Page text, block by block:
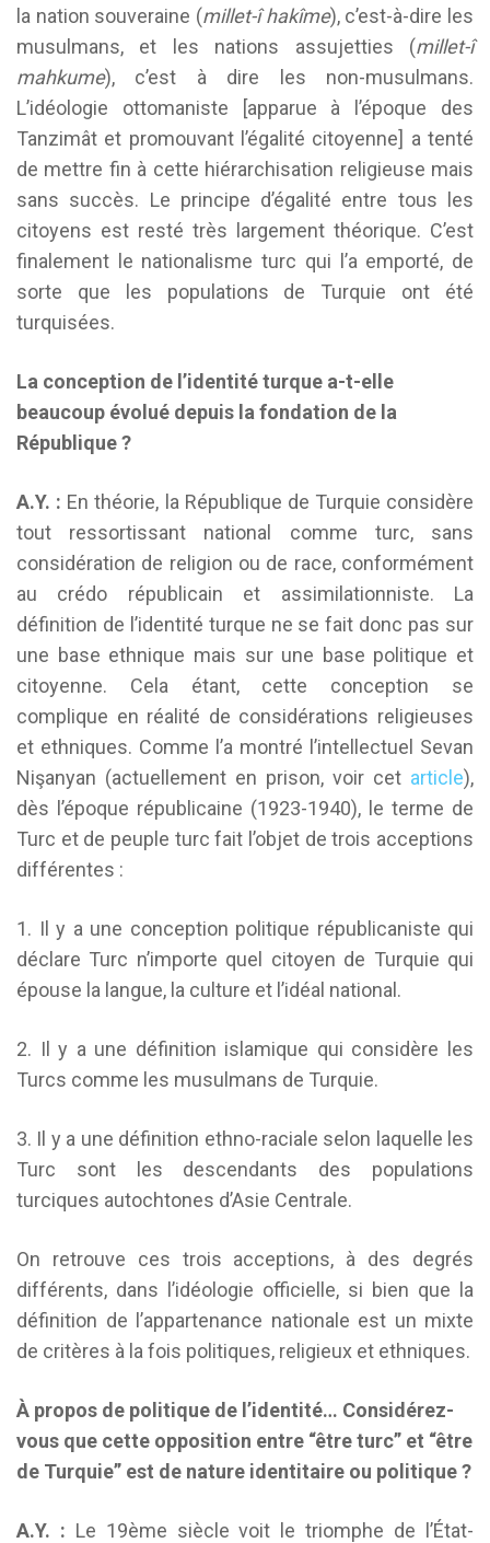
la nation souveraine (millet-î hakîme), c’est-à-dire les
musulmans, et les nations assujetties (millet-î
mahkume), c’est à dire les non-musulmans.
L’idéologie ottomaniste [apparue à l’époque des
Tanzimât et promouvant l’égalité citoyenne] a tenté
de mettre fin à cette hiérarchisation religieuse mais
sans succès. Le principe d’égalité entre tous les
citoyens est resté très largement théorique. C’est
finalement le nationalisme turc qui l’a emporté, de
sorte que les populations de Turquie ont été
turquisées.
La conception de l’identité turque a-t-elle
beaucoup évolué depuis la fondation de la
République ?
A.Y. : En théorie, la République de Turquie considère
tout ressortissant national comme turc, sans
considération de religion ou de race, conformément
au crédo républicain et assimilationniste. La
définition de l’identité turque ne se fait donc pas sur
une base ethnique mais sur une base politique et
citoyenne. Cela étant, cette conception se
complique en réalité de considérations religieuses
et ethniques. Comme l’a montré l’intellectuel Sevan
Nişanyan (actuellement en prison, voir cet article),
dès l’époque républicaine (1923-1940), le terme de
Turc et de peuple turc fait l’objet de trois acceptions
différentes :
1. Il y a une conception politique républicaniste qui
déclare Turc n’importe quel citoyen de Turquie qui
épouse la langue, la culture et l’idéal national.
2. Il y a une définition islamique qui considère les
Turcs comme les musulmans de Turquie.
3. Il y a une définition ethno-raciale selon laquelle les
Turc sont les descendants des populations
turciques autochtones d’Asie Centrale.
On retrouve ces trois acceptions, à des degrés
différents, dans l’idéologie officielle, si bien que la
définition de l’appartenance nationale est un mixte
de critères à la fois politiques, religieux et ethniques.
À propos de politique de l’identité… Considérez-
vous que cette opposition entre “être turc” et “être
de Turquie” est de nature identitaire ou politique ?
A.Y. : Le 19ème siècle voit le triomphe de l’État-